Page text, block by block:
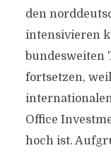
den
intensivieren
bundesweiten
fortsetzen,
Office
hoch ist.